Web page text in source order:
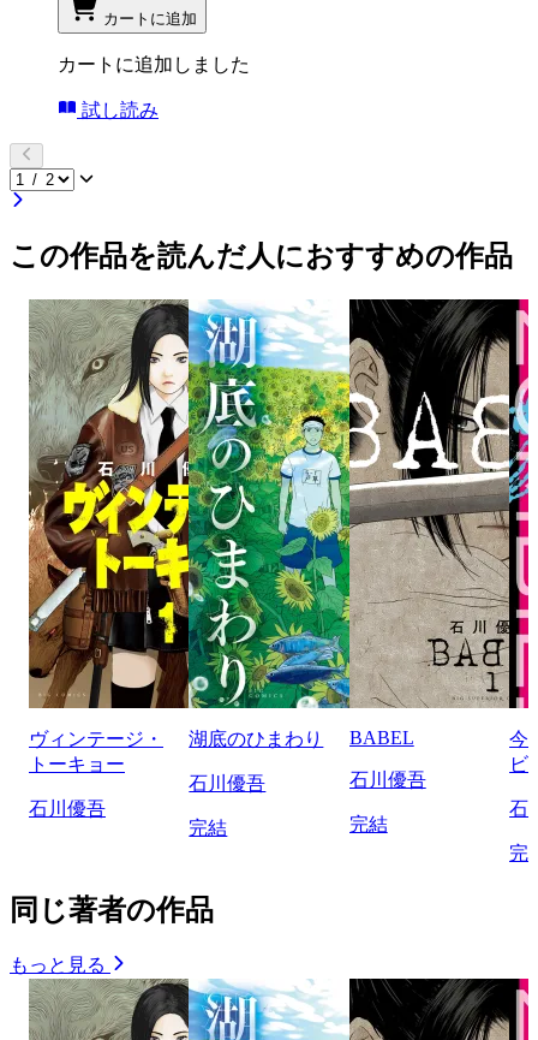
カートに追加
カートに追加しました
試し読み
この作品を読んだ人におすすめの作品
ヴィンテージ・
トーキョー
石川優吾
湖底のひまわり
石川優吾
完結
BABEL
石川優吾
完結
今
ビ
石
完
同じ著者の作品
もっと見る